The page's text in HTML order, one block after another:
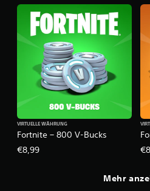
Fortnite – 800 V-Bucks
VIRTUELLE WÄHRUNG
€8,99
Mehr